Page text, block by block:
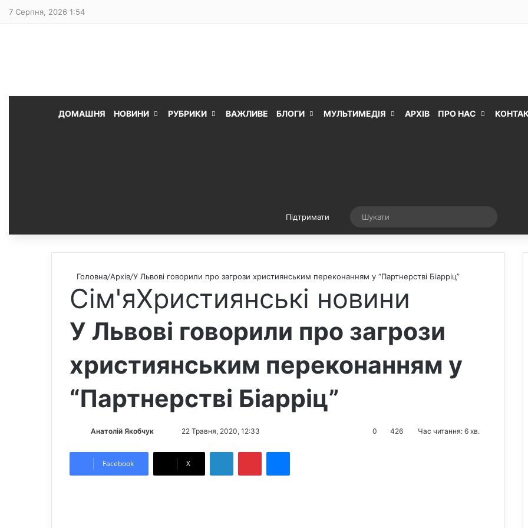
7 Серпня, 2026 1:54
ДОМАШНЯ НОВИНИ РУБРИКИ ВАЖЛИВЕ БЛОГИ МУЛЬТИМЕДІЯ АРХІВ ПРО НАС
Підтримати Випадкова стаття
Головна/Архів/У Львові говорили про загрози християнським переконанням у “Партнерстві Біарріц”
Сім'яХристиянські новини
У Львові говорили про загрози
християнським переконанням у
“Партнерстві Біарріц”
Анатолій Якобчук
l d
22 Травня, 2020, 12:33 0 426 Час читання: 6 хв.
Facebook X